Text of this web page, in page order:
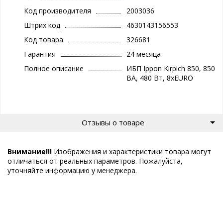
Код производителя
2003036
Штрих код
4630143156553
Код товара
326681
Гарантия
24 месяца
Полное описание
ИБП Ippon Kirpich 850, 850
ВA, 480 Вт, 8xEURO
Отзывы о товаре
Внимание!!! Изображения и характеристики товара могут
отличаться от реальных параметров. Пожалуйста,
уточняйте информацию у менеджера.